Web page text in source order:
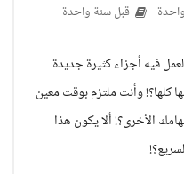
قبل سنة واحدة
فيه أجزاء كثيرة جديدة
كلها؟! وأنت ملتزم بوقت معين
الأخرى؟! ألا يكون هذا